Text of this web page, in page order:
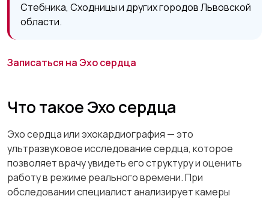
Стебника, Сходницы и других городов Львовской
области.
Записаться на Эхо сердца
Что такое Эхо сердца
Эхо сердца или эхокардиография — это
ультразвуковое исследование сердца, которое
позволяет врачу увидеть его структуру и оценить
работу в режиме реального времени. При
обследовании специалист анализирует камеры